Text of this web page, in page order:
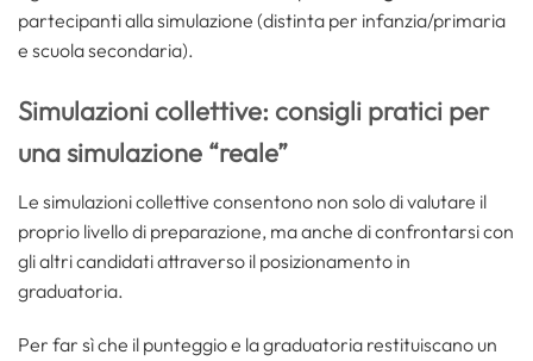
partecipanti alla simulazione (distinta per infanzia/primaria
e scuola secondaria).
Simulazioni collettive: consigli pratici per
una simulazione “reale”
Le simulazioni collettive consentono non solo di valutare il
proprio livello di preparazione, ma anche di confrontarsi con
gli altri candidati attraverso il posizionamento in
graduatoria.
Per far sì che il punteggio e la graduatoria restituiscano un